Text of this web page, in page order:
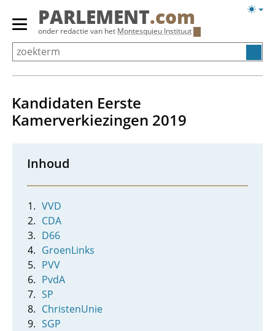
Overslaan
Primair
menu
tonen/verbergen
PARLEMENT.com
onder redactie van het Montesquieu Instituut
Kandidaten Eerste
Kamerverkiezingen 2019
Inhoud
VVD
CDA
D66
GroenLinks
PVV
PvdA
SP
ChristenUnie
SGP